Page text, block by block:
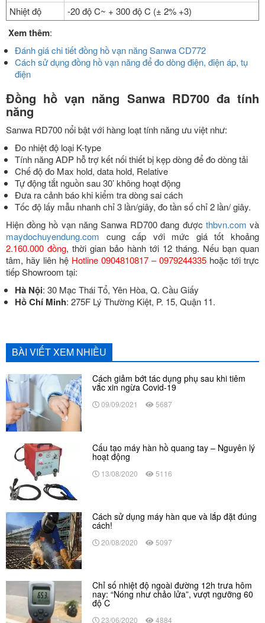
Nhiệt độ
-20 độ C~ + 300 độ C (± 2% +3)
Xem thêm:
Đánh giá chi tiết đồng hồ vạn năng Sanwa CD772
Cách sử dụng đồng hồ vạn năng để đo dòng điện, điện áp, tụ
điện
Đồng hồ vạn năng Sanwa RD700 đa tính
năng
Sanwa RD700 nổi bật với hàng loạt tính năng ưu việt như:
Đo nhiệt độ loại K-type
Tính năng ADP hỗ trợ kết nối thiết bị kẹp dòng để đo dòng tải
Chế độ đo Max hold, data hold, Relative
Tự động tắt nguồn sau 30’ không hoạt động
Đưa ra cảnh báo khi kiểm tra dòng sai cách
Tốc độ lấy mẫu nhanh chỉ 3 lần/giây, đo tần số chỉ 2 lần/ giây.
Hiện đồng hồ vạn năng Sanwa RD700 đang được thbvn.com và
maydochuyendung.com cung cấp với mức giá tốt khoảng
2.160.000 đồng, thời gian bảo hành tới 12 tháng. Nếu bạn quan
tâm, hãy liên hệ Hotline 0904810817 – 0979244335 hoặc tới trực
tiếp Showroom tại:
Hà Nội: 30 Mạc Thái Tổ, Yên Hòa, Q. Cầu Giấy
Hồ Chí Minh: 275F Lý Thường Kiệt, P. 15, Quận 11.
BÀI VIẾT XEM NHIỀU
Cách giảm bớt tác dụng phụ sau khi tiêm
vắc xin ngừa Covid-19
09/09/2021 5687
Cấu tạo máy hàn hồ quang tay – Nguyên lý
hoạt động
13/08/2020 5116
Cách sử dụng máy hàn que và lắp đặt đúng
cách!
20/08/2020 5097
Chỉ số nhiệt độ ngoài đường 12h trưa hôm
nay: “Nóng như chảo lửa”, vượt ngưỡng 60
độ C
23/06/2020 4884